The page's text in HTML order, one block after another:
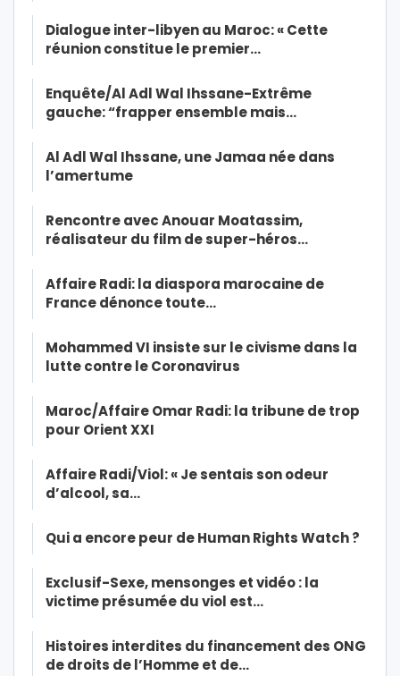
Dialogue inter-libyen au Maroc: « Cette
réunion constitue le premier…
Enquête/Al Adl Wal Ihssane-Extrême
gauche: “frapper ensemble mais…
Al Adl Wal Ihssane, une Jamaa née dans
l’amertume
Rencontre avec Anouar Moatassim,
réalisateur du film de super-héros…
Affaire Radi: la diaspora marocaine de
France dénonce toute…
Mohammed VI insiste sur le civisme dans la
lutte contre le Coronavirus
Maroc/Affaire Omar Radi: la tribune de trop
pour Orient XXI
Affaire Radi/Viol: « Je sentais son odeur
d’alcool, sa…
Qui a encore peur de Human Rights Watch ?
Exclusif-Sexe, mensonges et vidéo : la
victime présumée du viol est…
Histoires interdites du financement des ONG
de droits de l’Homme et de…